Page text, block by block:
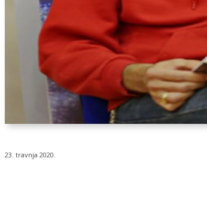
23. travnja 2020.